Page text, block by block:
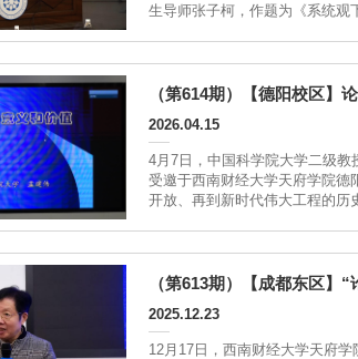
生导师张子柯，作题为《系统观
（第614期）【德阳校区】
2026.04.15
4月7日，中国科学院大学二级教
受邀于西南财经大学天府学院德
开放、再到新时代伟大工程的历
（第613期）【成都东区】
2025.12.23
12月17日，西南财经大学天府